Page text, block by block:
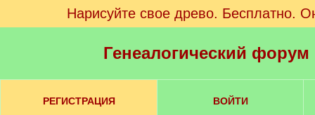
Нарисуйте свое древо. Бесплатно.
Генеалогический
РЕГИСТРАЦИЯ ВОЙТИ